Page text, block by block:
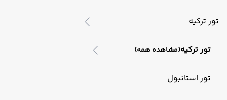
تور ترکیه
تور ترکیه(مشاهده همه)
تور استانبول